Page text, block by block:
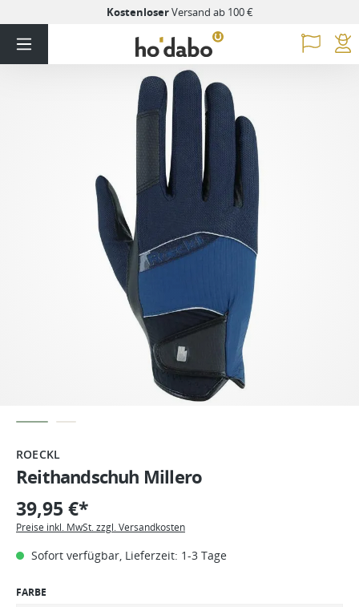
KostenloserVersand ab 100 €
ROECKL
Reithandschuh Millero
39,95 €*
Preise inkl. MwSt. zzgl. Versandkosten
Sofort verfügbar, Lieferzeit: 1-3 Tage
FARBE